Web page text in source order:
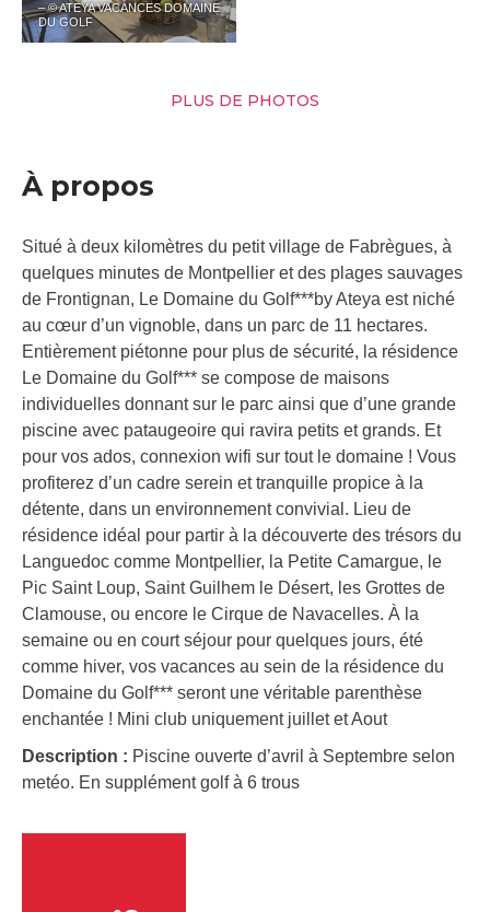
– © ATEYA VACANCES DOMAINE
DU GOLF
PLUS DE PHOTOS
À propos
Situé à deux kilomètres du petit village de Fabrègues, à
quelques minutes de Montpellier et des plages sauvages
de Frontignan, Le Domaine du Golf***by Ateya est niché
au cœur d’un vignoble, dans un parc de 11 hectares.
Entièrement piétonne pour plus de sécurité, la résidence
Le Domaine du Golf*** se compose de maisons
individuelles donnant sur le parc ainsi que d’une grande
piscine avec pataugeoire qui ravira petits et grands. Et
pour vos ados, connexion wifi sur tout le domaine ! Vous
profiterez d’un cadre serein et tranquille propice à la
détente, dans un environnement convivial. Lieu de
résidence idéal pour partir à la découverte des trésors du
Languedoc comme Montpellier, la Petite Camargue, le
Pic Saint Loup, Saint Guilhem le Désert, les Grottes de
Clamouse, ou encore le Cirque de Navacelles. À la
semaine ou en court séjour pour quelques jours, été
comme hiver, vos vacances au sein de la résidence du
Domaine du Golf*** seront une véritable parenthèse
enchantée ! Mini club uniquement juillet et Aout
Description : Piscine ouverte d’avril à Septembre selon
metéo. En supplément golf à 6 trous